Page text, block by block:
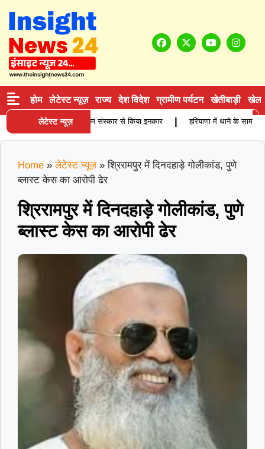
होम लेटेस्ट न्यूज़ राज्य देश विदेश ग्रामीण पर्यटन खेतीबाड़ी खेल
लेटेस्ट न्यूज़
की मौत, बेटियों ने अंतिम संस्कार से किया इनकार हरियाणा में थाने के सामने
Home » लेटेस्ट न्यूज़ »श्रिरामपुर में दिनदहाड़े गोलीकांड, पुणे
ब्लास्ट केस का आरोपी ढेर
श्रिरामपुर में दिनदहाड़े गोलीकांड, पुणे
ब्लास्ट केस का आरोपी ढेर